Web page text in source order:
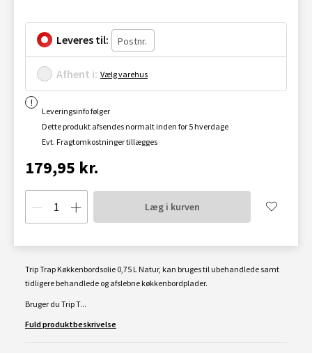
Leveres til:
Afhent i: Vælg varehus
Leveringsinfo følger
Dette produkt afsendes normalt inden for 5 hverdage
Evt. Fragtomkostninger tillægges
179,95 kr.
Læg i kurven
Trip Trap Køkkenbordsolie 0,75 L Natur, kan bruges til ubehandlede samt
tidligere behandlede og afslebne køkkenbordplader.
Bruger du Trip T...
Fuld produktbeskrivelse